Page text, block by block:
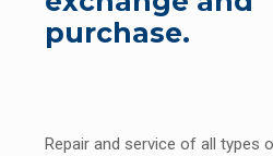
purchase.
Repair and service of all types